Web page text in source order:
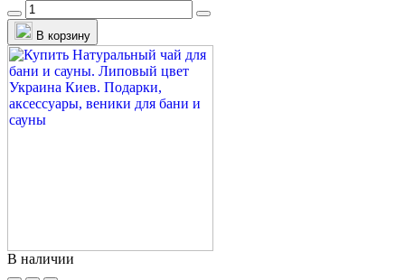
В корзину
В наличии